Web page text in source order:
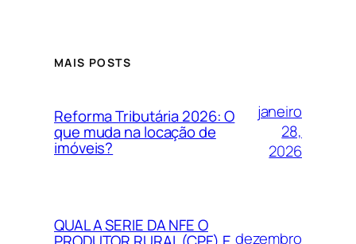
MAIS POSTS
Reforma Tributária 2026: O
que muda na locação de
imóveis?
janeiro
28,
2026
QUAL A SERIE DA NFE O
dezembro